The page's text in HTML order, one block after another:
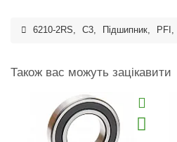
6210-2RS, C3, Підшипник, PFI ,
Також вас можуть зацікавити